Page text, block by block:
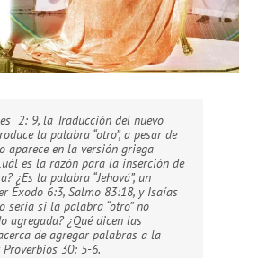
2: 9, la Traducción del nuevo
la palabra “otro”, a pesar de
aparece en la versión griega
es la razón para la inserción de
¿Es la palabra “Jehová”, un
Éxodo 6:3, Salmo 83:18, y Isaías
sería si la palabra “otro” no
agregada? ¿Qué dicen las
de agregar palabras a la
30: 5-6.